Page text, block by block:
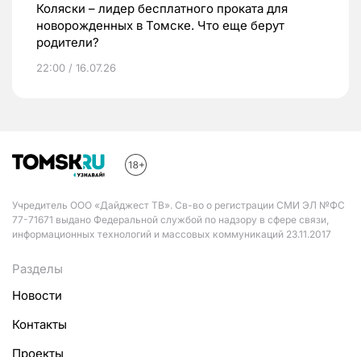
Коляски – лидер бесплатного проката для
новорожденных в Томске. Что еще берут
родители?
22:00 / 16.07.26
Учредитель ООО «Дайджест ТВ». Св-во о регистрации СМИ ЭЛ №ФС
77-71671 выдано Федеральной службой по надзору в сфере связи,
информационных технологий и массовых коммуникаций 23.11.2017
Разделы
Новости
Контакты
Проекты